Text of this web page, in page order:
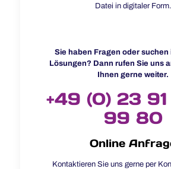
Datei in digitaler Form.
Sie haben Fragen oder suchen
Lösungen? Dann rufen Sie uns
Ihnen gerne weiter.
+49 (0) 23
99 80
Online
Kontaktieren Sie uns gerne per